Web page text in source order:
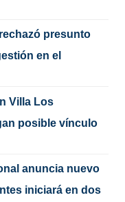
presunto
en el
Villa Los
posible vínculo
anuncia nuevo
iniciará en dos